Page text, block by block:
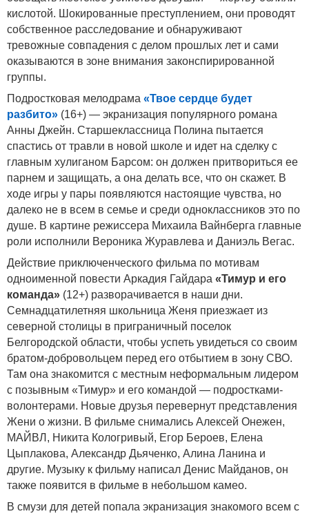
кислотой. Шокированные преступлением, они проводят
собственное расследование и обнаруживают
тревожные совпадения с делом прошлых лет и сами
оказываются в зоне внимания законспирированной
группы.
Подростковая мелодрама «Твое сердце будет
разбито» (16+) — экранизация популярного романа
Анны Джейн. Старшеклассница Полина пытается
спастись от травли в новой школе и идет на сделку с
главным хулиганом Барсом: он должен притвориться ее
парнем и защищать, а она делать все, что он скажет. В
ходе игры у пары появляются настоящие чувства, но
далеко не в всем в семье и среди одноклассников это по
душе. В картине режиссера Михаила Вайнберга главные
роли исполнили Вероника Журавлева и Даниэль Вегас.
Действие приключенческого фильма по мотивам
одноименной повести Аркадия Гайдара «Тимур и его
команда» (12+) разворачивается в наши дни.
Семнадцатилетняя школьница Женя приезжает из
северной столицы в приграничный поселок
Белгородской области, чтобы успеть увидеться со своим
братом-добровольцем перед его отбытием в зону СВО.
Там она знакомится с местным неформальным лидером
с позывным «Тимур» и его командой — подростками-
волонтерами. Новые друзья перевернут представления
Жени о жизни. В фильме снимались Алексей Онежен,
МАЙВЛ, Никита Кологривый, Егор Бероев, Елена
Цыплакова, Александр Дьяченко, Алина Ланина и
другие. Музыку к фильму написал Денис Майданов, он
также появится в фильме в небольшом камео.
В смузи для детей попала экранизация знакомого всем с